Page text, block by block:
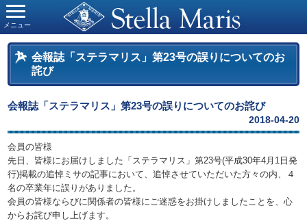
メニュー
会報誌「ステラマリス」第23号の誤りについてのお
詫び
会報誌「ステラマリス」第23号の誤りについてのお詫び
2018-04-20
会員の皆様
先日、皆様にお届けしました「ステラマリス」第23号(平成30年4月1日発
行)掲載の追悼ミサの記事において、追悼させていただいた方々の内、４
名の卒業年に誤りがありました。
会員の皆様ならびに関係者の皆様にご迷惑をお掛けしましたことを、心
からお詫び申し上げます。